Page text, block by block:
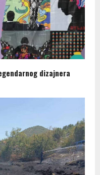
dizajnera